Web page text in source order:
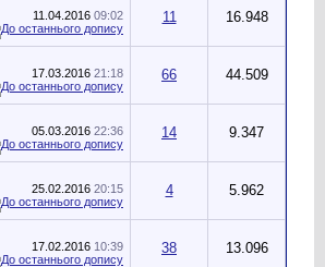
11.04.2016 09:02
11 16.948
17.03.2016 21:18
66 44.509
05.03.2016 22:36
14 9.347
25.02.2016 20:15
4 5.962
17.02.2016 10:39
38 13.096